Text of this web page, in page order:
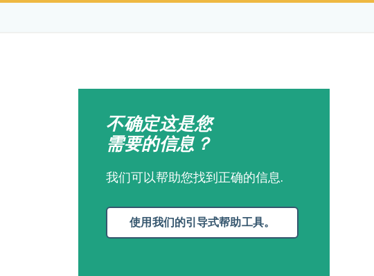
不确定这是您
需要的信息？
我们可以帮助您找到正确的信息.
使用我们的引导式帮助工具。